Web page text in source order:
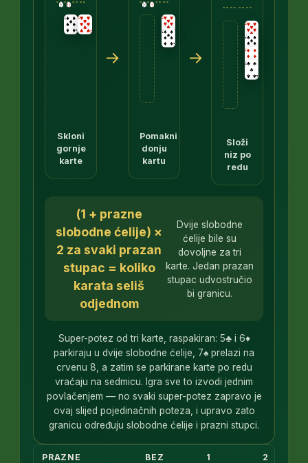
Skloni
gornje
karte
→
Pomakni
donju
kartu
→
Složi
niz po
redu
(1 + prazne
slobodne ćelije) ×
2 za svaki prazan
stupac = koliko
karata seliš
odjednom
Dvije slobodne
ćelije bile su
dovoljne za tri
karte. Jedan prazan
stupac udvostručio
bi granicu.
Super-potez od tri karte, raspakiran: 5♣ i 6♦
parkiraju u dvije slobodne ćelije, 7♠ prelazi na
crvenu 8, a zatim se parkirane karte po redu
vraćaju na sedmicu. Igra sve to izvodi jednim
povlačenjem — no svaki super-potez zapravo je
ovaj slijed pojedinačnih poteza, i upravo zato
granicu određuju slobodne ćelije i prazni stupci.
PRAZNE
BEZ
1
2